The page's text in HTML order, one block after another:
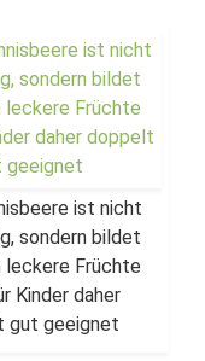
ist nicht
sondern bildet
leckere Früchte
Kinder daher
gut geeignet